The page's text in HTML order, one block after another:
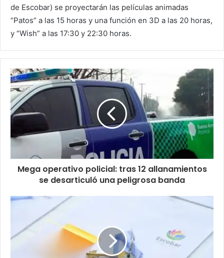
de Escobar) se proyectarán las películas animadas
“Patos” a las 15 horas y una función en 3D a las 20 horas,
y “Wish” a las 17:30 y 22:30 horas.
Mega operativo policial: tras 12 allanamientos
se desarticuló una peligrosa banda